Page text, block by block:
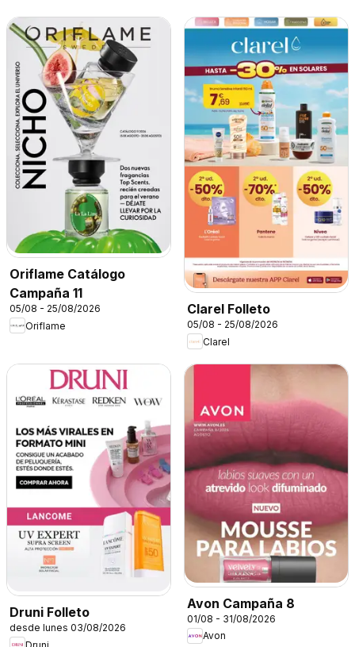
Oriflame Catálogo
Campaña 11
05/08 - 25/08/2026
Oriflame
Clarel Folleto
05/08 - 25/08/2026
Clarel
Druni Folleto
desde lunes 03/08/2026
Avon Campaña 8
01/08 - 31/08/2026
Avon